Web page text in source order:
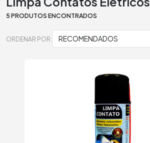
5 PRODUTOS ENCONTRADOS
ORDENAR POR: